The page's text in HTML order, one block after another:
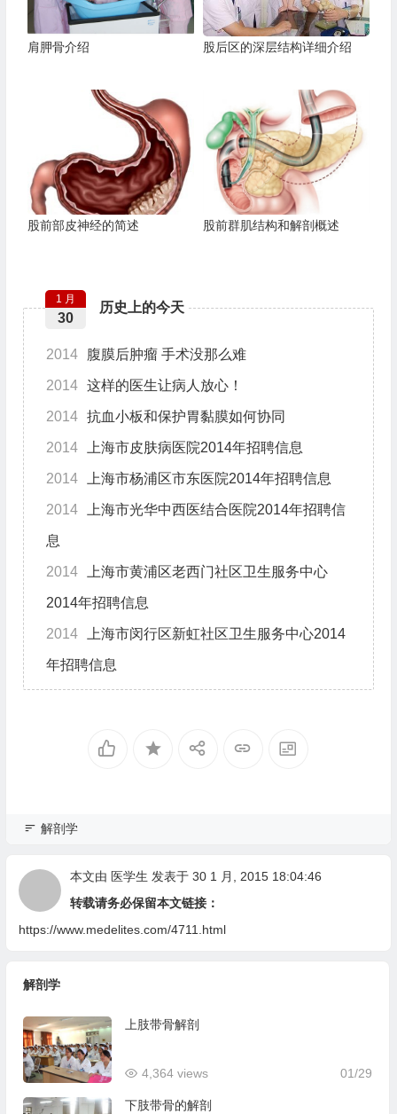
肩胛骨介绍 股后区的深层结构详细介绍
股前部皮神经的简述 股前群肌结构和解剖概述
历史上的今天
1 月
30
2014 腹膜后肿瘤 手术没那么难
2014 这样的医生让病人放心！
2014 抗血小板和保护胃黏膜如何协同
2014 上海市皮肤病医院2014年招聘信息
2014 上海市杨浦区市东医院2014年招聘信息
2014 上海市光华中西医结合医院2014年招聘信
息
2014 上海市黄浦区老西门社区卫生服务中心
2014年招聘信息
2014 上海市闵行区新虹社区卫生服务中心2014
年招聘信息
解剖学
本文由 医学生 发表于 30 1 月, 2015 18:04:46
转载请务必保留本文链接：
https://www.medelites.com/4711.html
解剖学
上肢带骨解剖
01/29
4,364 views
下肢带骨的解剖